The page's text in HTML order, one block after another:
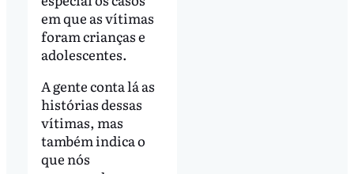
em que as vítimas
foram crianças e
adolescentes.
A gente conta lá as
histórias dessas
vítimas, mas
também indica o
que nós